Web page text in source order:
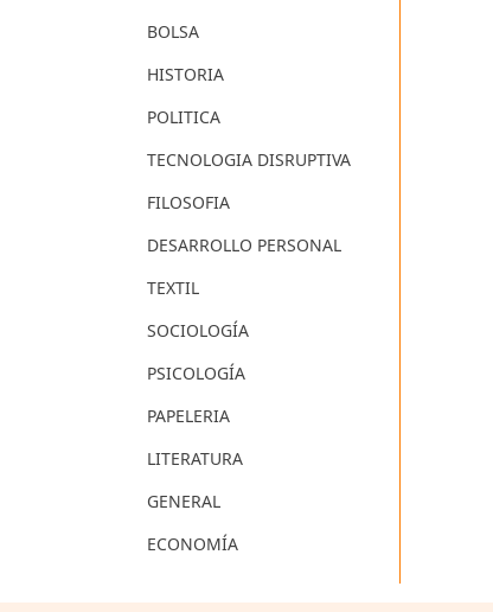
BOLSA
HISTORIA
POLITICA
TECNOLOGIA DISRUPTIVA
FILOSOFIA
DESARROLLO PERSONAL
TEXTIL
SOCIOLOGÍA
PSICOLOGÍA
PAPELERIA
LITERATURA
GENERAL
ECONOMÍA